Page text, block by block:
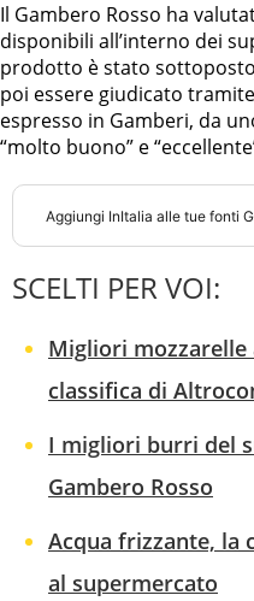
Il Gambero Rosso ha
disponibili all’interno dei
prodotto è stato
poi essere giudicato
espresso in Gamberi, da
“molto buono” e
Aggiungi InItalia alle tue fonti
SCELTI PER VOI:
Migliori
classifica di
I migliori burri del
Gambero Rosso
Acqua frizzante, la
al supermercato